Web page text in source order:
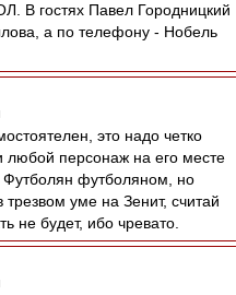
В гостях Павел Городницкий
а по телефону - Нобель
это надо четко
любой персонаж на его месте
футболяном, но
трезвом уме на Зенит, считай
не будет, ибо чревато.